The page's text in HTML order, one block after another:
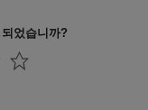
었습니까?